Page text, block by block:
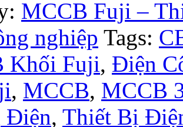
MCCB Fuji –
nghiệp Tags:
Khối Fuji, Điện
, MCCB, MCCB
Điện, Thiết Bị